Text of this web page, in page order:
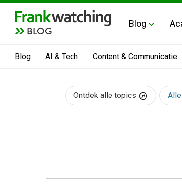
BLOG
Blog
Blog AI & Tech Content & Communicatie
Ontdek alle topics